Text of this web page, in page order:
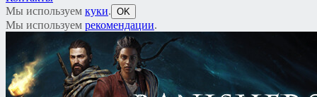
Мы используем куки. OK
Мы используем рекомендации.